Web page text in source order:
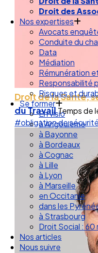
Droit des
Nos expertises
Avocats
Conduite du
Data
Médiation
Rémunération
Responsabilité
Risques et
Se former
En visio
à Angouleme
à Bayonne
à Bordeaux
à Cognac
à Lille
à Lyon
à Marseille
en Occitanie
dans les
à Strasbourg
Droit Social : 60
Nos articles
Nous suivre
Droit de la Santé,
du TravailTemps de
#obligation de sécurité